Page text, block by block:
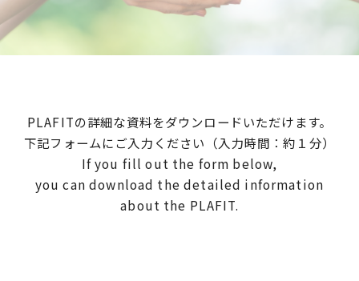
PLAFITの詳細な資料をダウンロードいただけます。
下記フォームにご入力ください（入力時間：約１分）
If you fill out the form below,
you can download the detailed information
about the PLAFIT.